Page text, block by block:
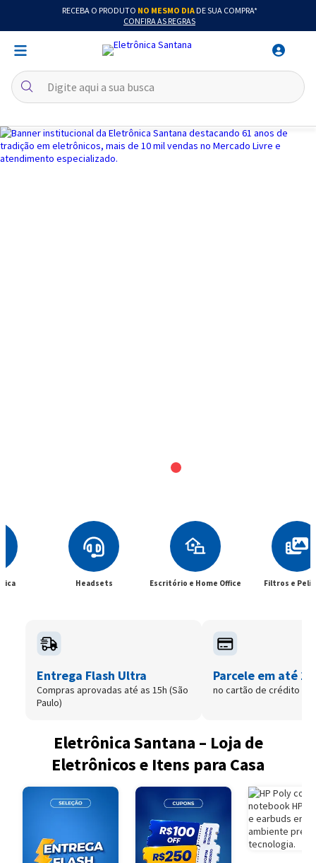
RECEBA O PRODUTO NO MESMO DIADE SUA COMPRA*
CONFIRA AS REGRAS
Escritório e Home Office Filtros e Películas
Entrega Flash Ultra
Compras aprovadas até as 15h (São
Paulo)
Parcele em até
no cartão de crédito
Eletrônica Santana – Loja de
Eletrônicos e Itens para Casa